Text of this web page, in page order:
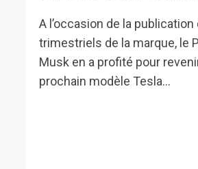
A l’occasion de la
trimestriels de la marque, le
Musk en a profité pour
prochain modèle Tesla...